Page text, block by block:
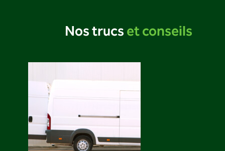
Nos trucset conseils